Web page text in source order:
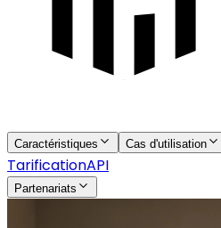
Caractéristiques Cas d'utilisation
TarificationAPI
Partenariats